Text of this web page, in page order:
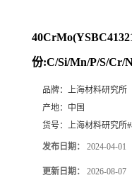
份:C/Si/Mn/P/S/Cr/
品牌： 上海材料研究所
产地： 中国
货号： 上海材料研究所
发布日期： 2024-04-01
更新日期： 2026-08-07